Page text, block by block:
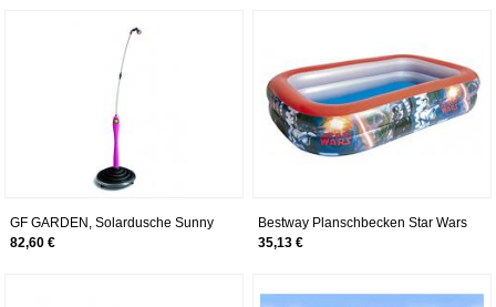
GF GARDEN, Solardusche Sunny
Style, Gartendusche,
82,60 €
Bestway Planschbecken Star Wars
Family Pool 262x175x51cm
35,13 €